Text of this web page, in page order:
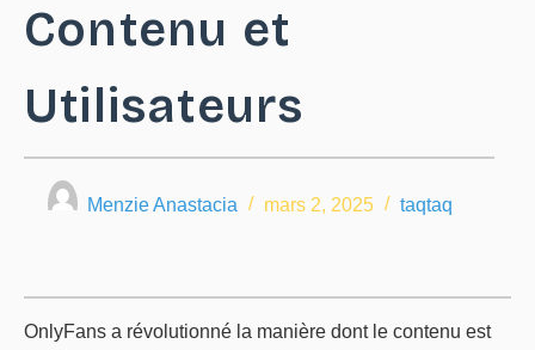
Contenu et
Utilisateurs
Menzie Anastacia mars 2, 2025 taqtaq
OnlyFans a révolutionné la manière dont le contenu est